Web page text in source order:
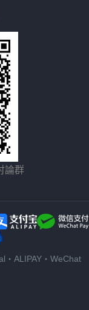
論群
・ALIPAY・WeChat